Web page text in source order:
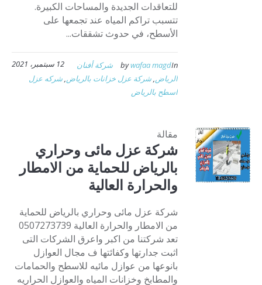
للتعاقدات الجديدة والمساحات الكبيرة.
تتسبب تراكم المياه عند تجمعها على
الأسطح، في حدوث تشققات...
12 سبتمبر، 2021 bywafaa magdIn
شركة أفنان
الرياض,شركة عزل خزانات بالرياض,شركه عزل
اسطح بالرياض
مقالة
شركة عزل مائى وحراري
بالرياض للحماية من الامطار
والحرارة العالية
شركة عزل مائى وحراري بالرياض للحماية
من الامطار والحرارة العالية 0507273739
تعد شركتنا من اكبر واعرق الشركات التى
اثبت جدارتها وكفائتها ف مجال العوازل
بانوعها من عوازل مائيه للاسطح والحمامات
والمطابخ وخزانات المياه والعوازل الحراريه